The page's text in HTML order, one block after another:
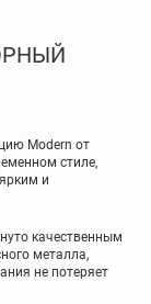
Modern от
стиле,
и
качественным
металла,
не потеряет